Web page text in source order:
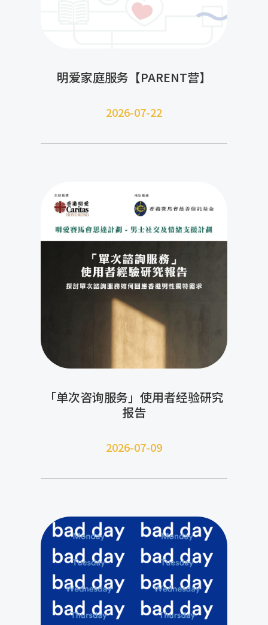
明爱家庭服务【PARENT营】
2026-07-22
「单次咨询服务」使用者经验研究
报告
2026-07-09